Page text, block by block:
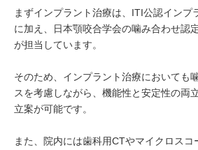
まずインプラント治療は、ITI公認インプ
に加え、日本顎咬合学会の噛み合わせ認
が担当しています。
そのため、インプラント治療においても
スを考慮しながら、機能性と安定性の両
立案が可能です。
また、院内には歯科用CTやマイクロスコ